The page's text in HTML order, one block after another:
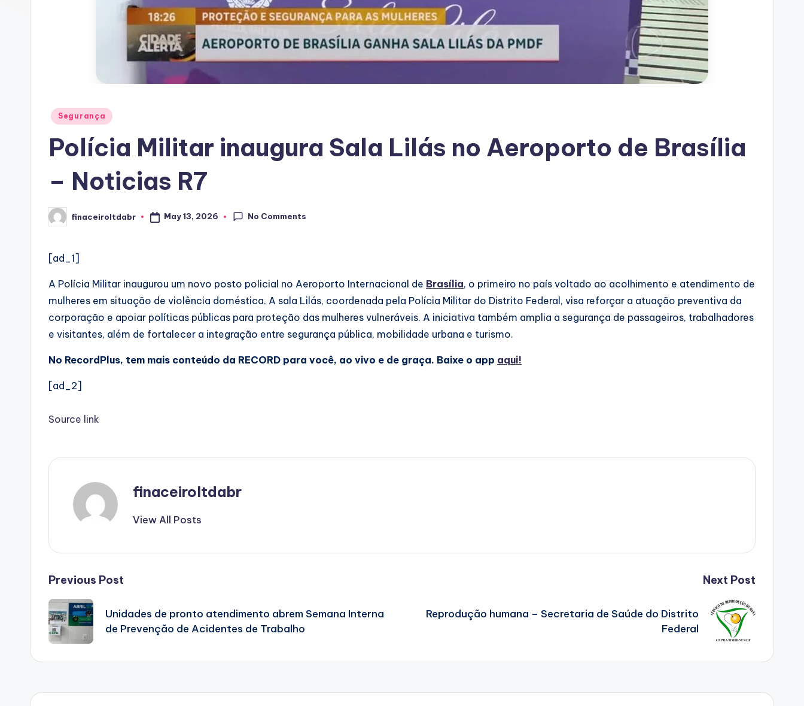
Posted
Segurança
Polícia Militar inaugura Sala Lilás no Aeroporto de Brasília
– Noticias R7
Posted
by
finaceiroltdabr May 13, 2026 No Comments
[ad_1]
A Polícia Militar inaugurou um novo posto policial no Aeroporto Internacional de Brasília, o primeiro no país voltado ao acolhimento e atendimento de
mulheres em situação de violência doméstica. A sala Lilás, coordenada pela Polícia Militar do Distrito Federal, visa reforçar a atuação preventiva da
corporação e apoiar políticas públicas para proteção das mulheres vulneráveis. A iniciativa também amplia a segurança de passageiros, trabalhadores
e visitantes, além de fortalecer a integração entre segurança pública, mobilidade urbana e turismo.
No RecordPlus, tem mais conteúdo da RECORD para você, ao vivo e de graça. Baixe o app aqui!
[ad_2]
Source link
finaceiroltdabr
View All Posts
Post
navigation
Previous Post
Unidades de pronto atendimento abrem Semana Interna
de Prevenção de Acidentes de Trabalho
Next Post
Reprodução humana – Secretaria de Saúde do Distrito
Federal